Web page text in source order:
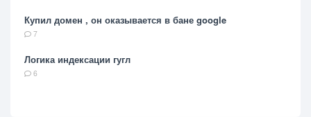
Купил домен , он оказывается в бане google
7
Логика индексации гугл
6